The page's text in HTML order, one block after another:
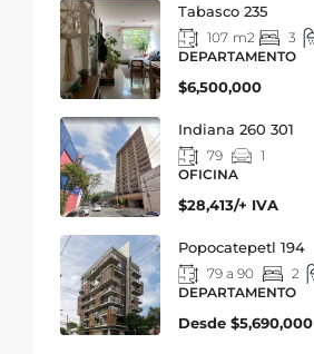
Tabasco 235
107 m2 3
DEPARTAMENTO
$6,500,000
Indiana 260 301
79
1
OFICINA
$28,413/+ IVA
Popocatepetl 194
79 a 90 2
DEPARTAMENTO
Desde $5,690,000